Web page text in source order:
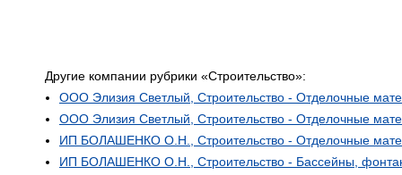
Другие компании рубрики «Строительство»:
ООО Элизия Светлый, Строительство - Отделочные
ООО Элизия Светлый, Строительство - Отделочные
ИП БОЛАШЕНКО О.Н., Строительство - Отделочные
ИП БОЛАШЕНКО О.Н., Строительство - Бассейны,